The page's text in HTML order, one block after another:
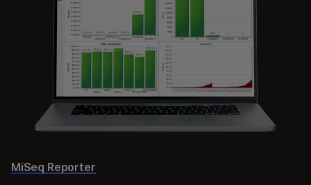
MiSeq Reporter